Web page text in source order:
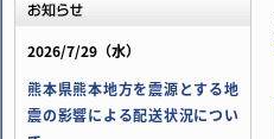
2026/7/29（水）
熊本県熊本地方を震源とする地
震の影響による配送状況につい